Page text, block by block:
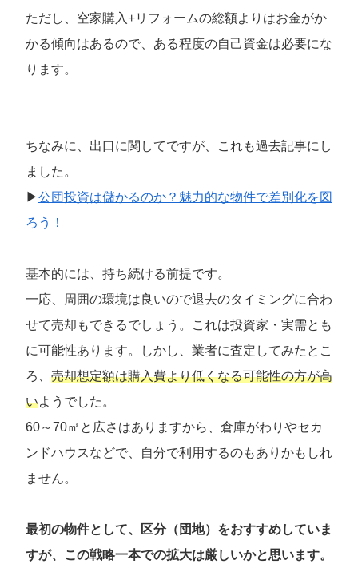
ただし、空家購入+リフォームの総額よりはお金がか
かる傾向はあるので、ある程度の自己資金は必要にな
ります。
ちなみに、出口に関してですが、これも過去記事にし
ました。
▶公団投資は儲かるのか？魅力的な物件で差別化を図
ろう！
基本的には、持ち続ける前提です。
一応、周囲の環境は良いので退去のタイミングに合わ
せて売却もできるでしょう。これは投資家・実需とも
に可能性あります。しかし、業者に査定してみたとこ
ろ、 売却想定額は購入費より低くなる可能性の方が高
いようでした。
60～70㎡と広さはありますから、倉庫がわりやセカ
ンドハウスなどで、自分で利用するのもありかもしれ
ません。
最初の物件として、区分（団地）をおすすめしていま
すが、この戦略一本での拡大は厳しいかと思います。